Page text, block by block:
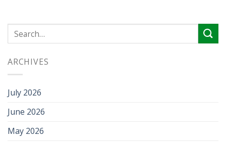
ARCHIVES
July 2026
June 2026
May 2026